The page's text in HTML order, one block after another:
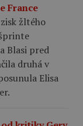
France
žltého
Blasi pred
druhá v
Elisa